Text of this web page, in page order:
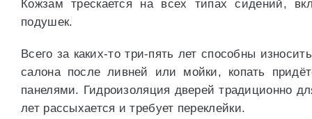
Кожзам трескается на всех типах сидений,
подушек.
Всего за каких-то три-пять лет способны
салона после ливней или мойки, копать
панелями. Гидроизоляция дверей традиционно
лет рассыхается и требует переклейки.